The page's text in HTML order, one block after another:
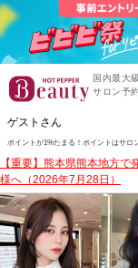
国内最大
サロン予
ゲストさん
ポイントが1%たまる！ ポイントはサロ
【重要】熊本県熊本地方
様へ（2026年7月28日）